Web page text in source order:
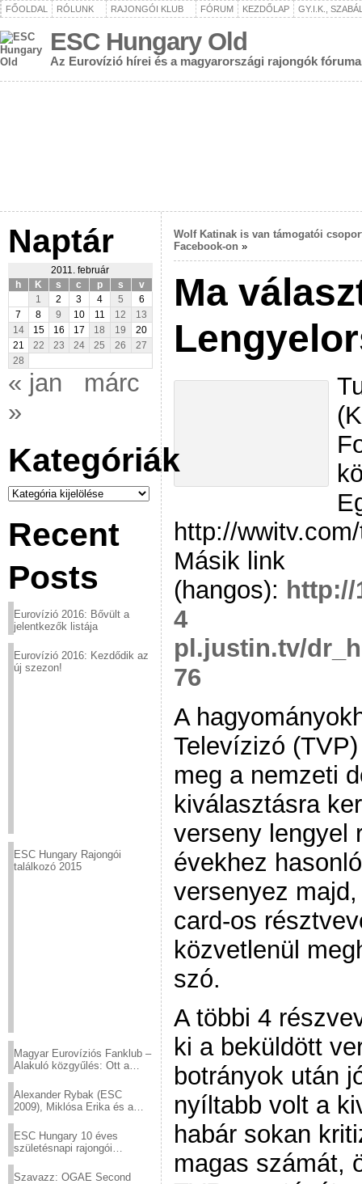
FŐOLDAL RÓLUNK RAJONGÓI KLUB FÓRUM KEZDŐLAP GY.I.K.,
ESC Hungary Old
Az Eurovízió hírei és a magyarországi rajongók fóruma
Naptár
2011. február
h
K s c p s
v
1
2 3 4 5
6
7
8 9 10 11 12
13
14
15 16 17 18 19
20
21
22 23 24 25 26
27
28
« jan
márc
»
Kategóriák
Kategóriák
Recent
Posts
Eurovízió 2016: Bővült a
jelentkezők listája
Eurovízió 2016: Kezdődik az
új szezon!
ESC Hungary Rajongói
találkozó 2015
Magyar Eurovíziós Fanklub –
Alakuló közgyűlés: Ott a
Alexander Rybak (ESC
2009), Miklósa Erika és a
sztárjai a Margitszigeten
ESC Hungary 10 éves
születésnapi rajongói
Szavazz: OGAE Second
Wolf Katinak is van támogatói
Facebook-on »
Ma
http://
Másik link
(hangos): http://
4
pl.justin.tv/
76
A
Televízizó
meg a nemzeti
kiválasztásra
verseny lengyel
évekhez
versenyez
card-os
közvetlenül
szó.
A többi 4
ki a beküldött
botrányok után
nyíltabb volt a
habár sokan
magas számát,